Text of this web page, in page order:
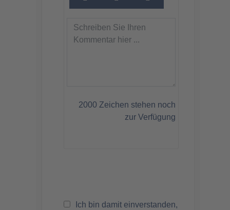
2000 Zeichen stehen noch
zur Verfügung
Ich bin damit einverstanden,